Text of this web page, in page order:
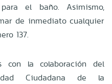
el baño. Asimismo,
de inmediato cualquier
137.
con la colaboración del
Ciudadana de la